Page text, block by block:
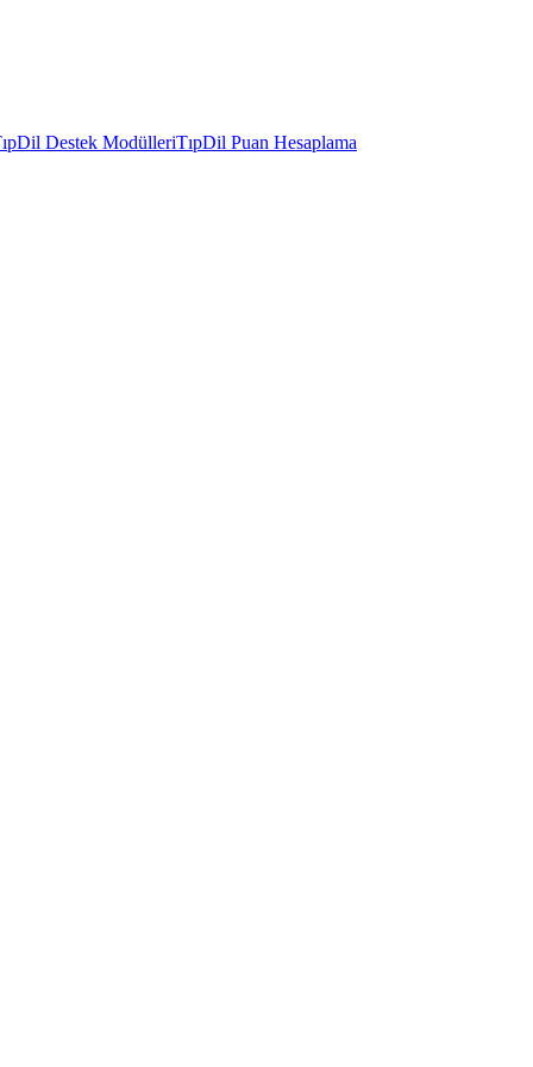
Destek ModülleriTıpDil Puan Hesaplama